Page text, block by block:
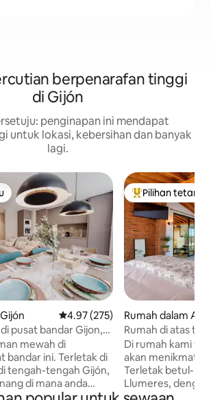
berpenarafan tinggi
di Gijón
penginapan ini mendapat
untuk lokasi, kebersihan dan banyak
lagi.
Penarafan purata 4.97 daripada
4.97 (275)
pusat bandar Gijon,
mewah di
bandar ini. Terletak di
tengah-tengah Gijón,
di mana anda
yang telah
Pilihan utama
Pilihan tetamu
Rumah dalam
Rumah di atas
Di rumah kami
akan menikmati
Terletak betul-
Llumeres,
istimewa dan